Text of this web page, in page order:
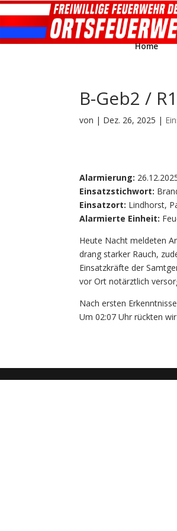
Home
B-Geb2 /
von | Dez. 26, 2025 |
Alarmierung:
Einsatzstichwort:
Einsatzort: Lindhorst,
Alarmierte Einheit:
Heute Nacht meldeten
drang starker Rauch,
Einsatzkräfte der
vor Ort notärztlich
Nach ersten
Um 02:07 Uhr rückten